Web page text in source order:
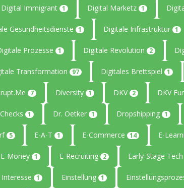
Digital Immigrant 1 Digital Marketz 1
Gesundheitsdienste 1 Digitale Infrastruktur 1
Prozesse 1 Digitale Revolution 2
Transformation 97 Digitales Brettspiel 1
7 Diversity 1 DKV 2 DKV
1 Dr. Oetker 1 Dropshipping 1
5 E-A-T 1 E-Commerce 14 E-
E-Money 1 E-Recruiting 2 Early-Stage Tech
1 Einstellung 1